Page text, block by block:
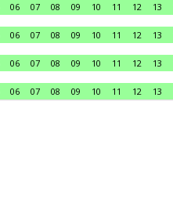
06 07 08 09 10 11 12 13
06 07 08 09 10 11 12 13
06 07 08 09 10 11 12 13
06 07 08 09 10 11 12 13